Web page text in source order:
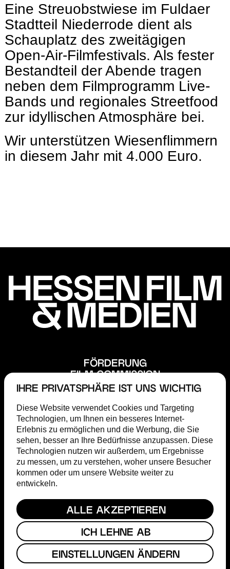
IHRE PRIVATSPHÄRE IST UNS WICHTIG
Diese Website verwendet Cookies und Targeting
Technologien, um Ihnen ein besseres Internet-
Erlebnis zu ermöglichen und die Werbung, die Sie
sehen, besser an Ihre Bedürfnisse anzupassen. Diese
Technologien nutzen wir außerdem, um Ergebnisse
zu messen, um zu verstehen, woher unsere Besucher
kommen oder um unsere Website weiter zu
entwickeln.
ALLE AKZEPTIEREN
ICH LEHNE AB
EINSTELLUNGEN ÄNDERN
Eine Streuobstwiese im Fuldaer
Stadtteil Niederrode dient als
Schauplatz des zweitägigen
Open-Air-Filmfestivals. Als fester
Bestandteil der Abende tragen
neben dem Filmprogramm Live-
Bands und regionales Streetfood
zur idyllischen Atmosphäre bei.
Wir unterstützen Wiesenflimmern
in diesem Jahr mit 4.000 Euro.
FÖRDERUNG
FILM COMMISSION
ABOUT
MAGAZIN
TERMINE
PRESSE
HESSISCHER FILM- & KINOPREIS
FACEBOOK
KONTAKT
IMPRESSUM
DATENSCHUTZ